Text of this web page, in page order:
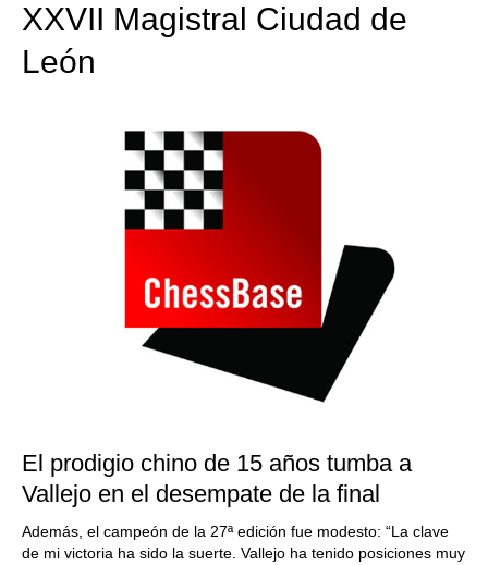
XXVII Magistral Ciudad de
León
El prodigio chino de 15 años tumba a
Vallejo en el desempate de la final
Además, el campeón de la 27ª edición fue modesto: “La clave
de mi victoria ha sido la suerte. Vallejo ha tenido posiciones muy